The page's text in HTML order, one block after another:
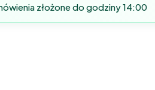
złożone do godziny 14:00